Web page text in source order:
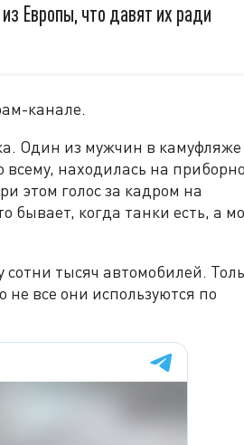
Европы, что давят их ради
канале.
Один из мужчин в камуфляже
всему, находилась на
этом голос за кадром на
бывает, когда танки есть, а
тысяч автомобилей.
не все они используются по